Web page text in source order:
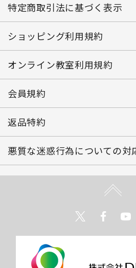
特定商取引法に基づく表示
ショッピング利用規約
オンライン教室利用規約
会員規約
返品特約
悪質な迷惑行為についての対
Twitter